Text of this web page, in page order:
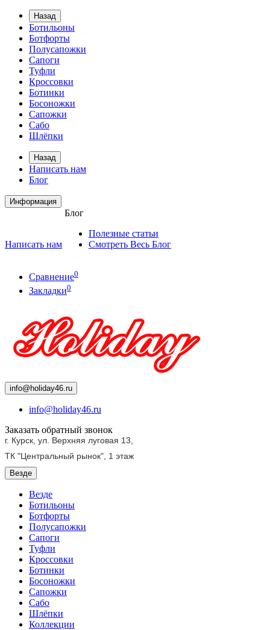
Назад
Ботильоны
Ботфорты
Полусапожки
Сапоги
Туфли
Кроссовки
Ботинки
Босоножки
Сапожки
Сабо
Шлёпки
Назад
Написать нам
Блог
Информация
Написать нам
Блог
Полезные статьи
Смотреть Весь Блог
Сравнение0
Закладки0
info@holiday46.ru
info@holiday46.ru
Заказать обратный звонок
г. Курск, ул. Верхняя луговая 13,
ТК "Центральный рынок", 1 этаж
Везде
Везде
Ботильоны
Ботфорты
Полусапожки
Сапоги
Туфли
Кроссовки
Ботинки
Босоножки
Сапожки
Сабо
Шлёпки
Коллекции